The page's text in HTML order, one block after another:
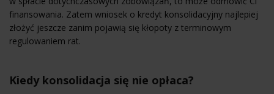
finansowania. Zatem wniosek o kredyt konsolidacyjny najlepiej
złożyć jeszcze zanim pojawią się kłopoty z terminowym
regulowaniem rat.
Kiedy konsolidacja się nie opłaca?